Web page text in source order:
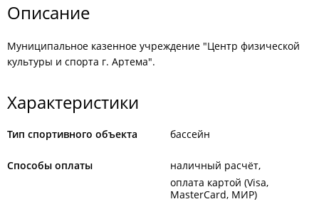
Описание
Муниципальное казенное учреждение "Центр физической
культуры и спорта г. Артема".
Характеристики
Тип спортивного объекта бассейн
Способы оплаты
наличный расчёт
оплата картой (Visa,
MasterCard, МИР)